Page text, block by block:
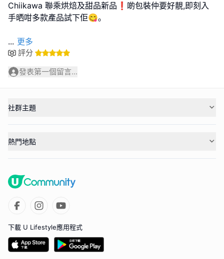
Chiikawa 聯乘烘焙及甜品新品❗️啲包裝仲要好靚,即刻入
手晒咁多款產品試下佢😋｡
... 更多
評分
發表第一個留言...
社群主題
熱門地點
下載 U Lifestyle應用程式